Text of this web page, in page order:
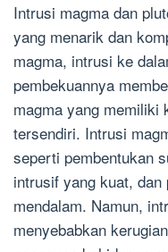
Intrusi magma dan
yang menarik dan
magma, intrusi ke
pembekuannya
magma yang memiliki
tersendiri. Intrusi
seperti pembentukan
intrusif yang kuat,
mendalam. Namun,
menyebabkan